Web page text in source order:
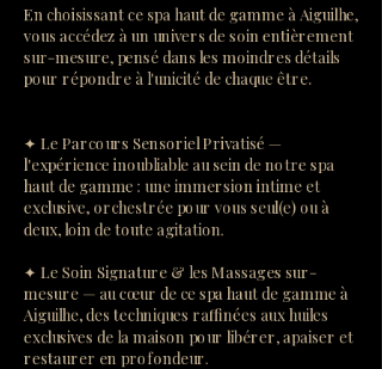
En choisissant ce spa haut de gamme à Aiguilhe,
vous accédez à un univers de soin entièrement
sur-mesure, pensé dans les moindres détails
pour répondre à l'unicité de chaque être.
✦ Le Parcours Sensoriel Privatisé —
l'expérience inoubliable au sein de notre spa
haut de gamme : une immersion intime et
exclusive, orchestrée pour vous seul(e) ou à
deux, loin de toute agitation.
✦ Le Soin Signature & les Massages sur-
mesure — au cœur de ce spa haut de gamme à
Aiguilhe, des techniques raffinées aux huiles
exclusives de la maison pour libérer, apaiser et
restaurer en profondeur.